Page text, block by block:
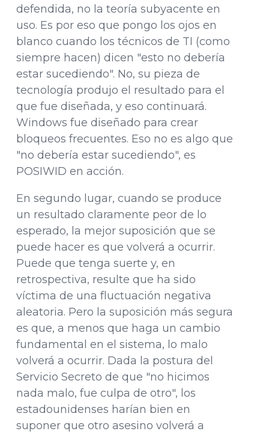
defendida, no la teoría subyacente en
uso. Es por eso que pongo los ojos en
blanco cuando los técnicos de TI (como
siempre hacen) dicen "esto no debería
estar sucediendo". No, su pieza de
tecnología produjo el resultado para el
que fue diseñada, y eso continuará.
Windows fue diseñado para crear
bloqueos frecuentes. Eso no es algo que
"no debería estar sucediendo", es
POSIWID en acción.
En segundo lugar, cuando se produce
un resultado claramente peor de lo
esperado, la mejor suposición que se
puede hacer es que volverá a ocurrir.
Puede que tenga suerte y, en
retrospectiva, resulte que ha sido
víctima de una fluctuación negativa
aleatoria. Pero la suposición más segura
es que, a menos que haga un cambio
fundamental en el sistema, lo malo
volverá a ocurrir. Dada la postura del
Servicio Secreto de que "no hicimos
nada malo, fue culpa de otro", los
estadounidenses harían bien en
suponer que otro asesino volverá a